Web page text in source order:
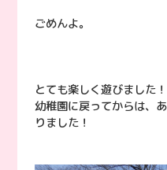
ごめんよ。
とても楽しく遊びました！
幼稚園に戻ってからは、
りました！